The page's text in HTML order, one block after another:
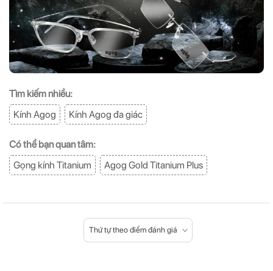
Tìm kiếm nhiều:
Kính Agog
Kính Agog đa giác
Có thể bạn quan tâm:
Gọng kính Titanium
Agog Gold Titanium Plus
Thứ tự theo điểm đánh giá